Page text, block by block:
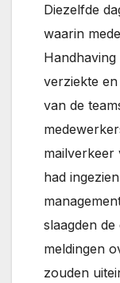
Diezelfde
waarin
verziekte
van de
mailverkeer
had
slaagden
meldingen
zouden